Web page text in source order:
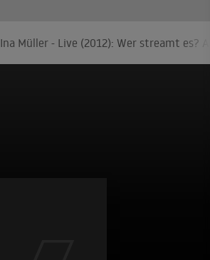
Ina Müller - Live (2012): Wer streamt es?